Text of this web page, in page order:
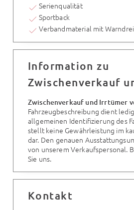
Serienqualität
Sportback
Verbandmaterial mit
Information zu
Zwischenverkauf
Zwischenverkauf und Irrtümer
Fahrzeugbeschreibung dient
allgemeinen Identifizierung des
stellt keine Gewährleistung im
dar. Den genauen
von unserem Verkaufspersonal.
Sie uns.
Kontakt